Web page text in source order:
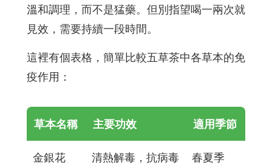
溫和調理，而不是猛藥。但別指望喝一兩次就
見效，需要持續一段時間。
這裡有個表格，簡單比較五草茶中各草本的免
疫作用：
草本名稱 主要功效 適用季節
金銀花 清熱解毒，抗病毒 春夏季